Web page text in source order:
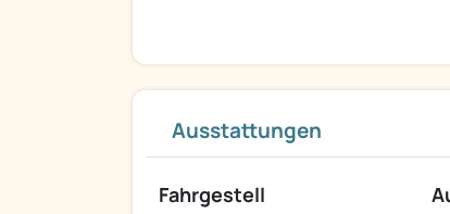
Ausstattungen
Fahrgestell